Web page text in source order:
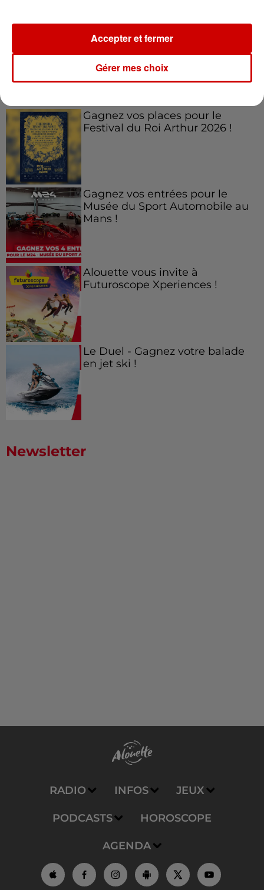
Jeux Voir plus
Gagnez vos places pour le
Festival du Roi Arthur 2026 !
Gagnez vos entrées pour le
Musée du Sport Automobile au
Mans !
Alouette vous invite à
Futuroscope Xperiences !
Le Duel - Gagnez votre balade
en jet ski !
Newsletter
RADIO INFOS JEUX
PODCASTS HOROSCOPE
AGENDA
Gérer mes choix
Accepter et fermer